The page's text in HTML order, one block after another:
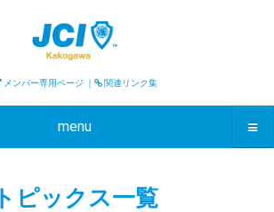
メンバー専用ページ ｜ 関連リンク集
menu
トピックス一覧